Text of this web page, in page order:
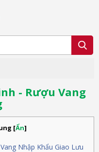
- Rượu Vang
[Ẩn]
Nhập Khẩu Giao Lưu